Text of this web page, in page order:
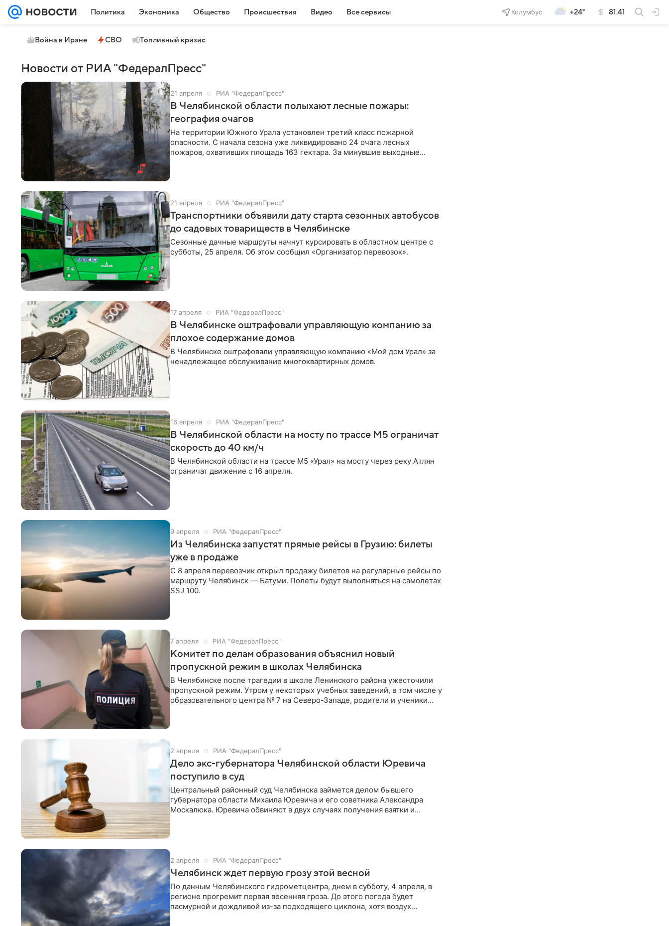
Политика Экономика Общество Происшествия Видео Все сервисы Колумбус +24° 81.41
Война в Иране СВО Топливный кризис
Новости от РИА "ФедералПресс"
21 апреля РИА "ФедералПресс"
В Челябинской области полыхают лесные пожары:
география очагов
На территории Южного Урала установлен третий класс пожарной
опасности. С начала сезона уже ликвидировано 24 очага лесных
пожаров, охвативших площадь 163 гектара. За минувшие выходные
21 апреля РИА "ФедералПресс"
Транспортники объявили дату старта сезонных автобусов
до садовых товариществ в Челябинске
Сезонные дачные маршруты начнут курсировать в областном центре с
субботы, 25 апреля. Об этом сообщил «Организатор перевозок».
17 апреля РИА "ФедералПресс"
В Челябинске оштрафовали управляющую компанию за
плохое содержание домов
В Челябинске оштрафовали управляющую компанию «Мой дом Урал» за
ненадлежащее обслуживание многоквартирных домов.
16 апреля РИА "ФедералПресс"
В Челябинской области на мосту по трассе М5 ограничат
скорость до 40 км/ч
В Челябинской области на трассе М5 «Урал» на мосту через реку Атлян
ограничат движение с 16 апреля.
9 апреля РИА "ФедералПресс"
Из Челябинска запустят прямые рейсы в Грузию: билеты
уже в продаже
С 8 апреля перевозчик открыл продажу билетов на регулярные рейсы по
маршруту Челябинск — Батуми. Полеты будут выполняться на самолетах
SSJ 100.
7 апреля РИА "ФедералПресс"
Комитет по делам образования объяснил новый
пропускной режим в школах Челябинска
В Челябинске после трагедии в школе Ленинского района ужесточили
пропускной режим. Утром у некоторых учебных заведений, в том числе у
образовательного центра № 7 на Северо-Западе, родители и ученики
2 апреля РИА "ФедералПресс"
Дело экс-губернатора Челябинской области Юревича
поступило в суд
Центральный районный суд Челябинска займется делом бывшего
губернатора области Михаила Юревича и его советника Александра
Москалюка. Юревича обвиняют в двух случаях получения взятки и
2 апреля РИА "ФедералПресс"
Челябинск ждет первую грозу этой весной
По данным Челябинского гидрометцентра, днем в субботу, 4 апреля, в
регионе прогремит первая весенняя гроза. До этого погода будет
пасмурной и дождливой из-за подходящего циклона, хотя воздух